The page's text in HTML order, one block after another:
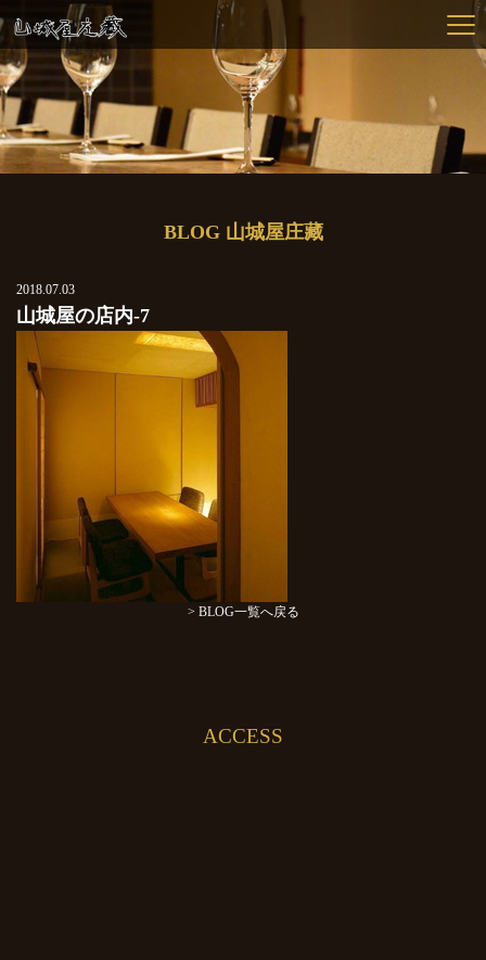
BLOG 山城屋庄藏
2018.07.03
山城屋の店内-7
> BLOG一覧へ戻る
ACCESS